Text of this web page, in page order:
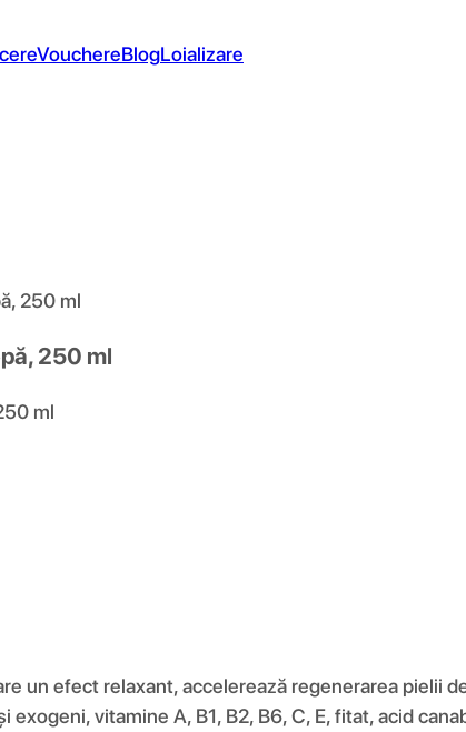
VouchereBlogLoializare
250 ml
250 ml
un efect relaxant, accelerează regenerarea pielii
exogeni, vitamine A, B1, B2, B6, C, E, fitat, acid